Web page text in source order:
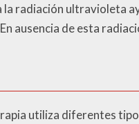
radiación ultravioleta
ausencia de esta
utiliza diferentes